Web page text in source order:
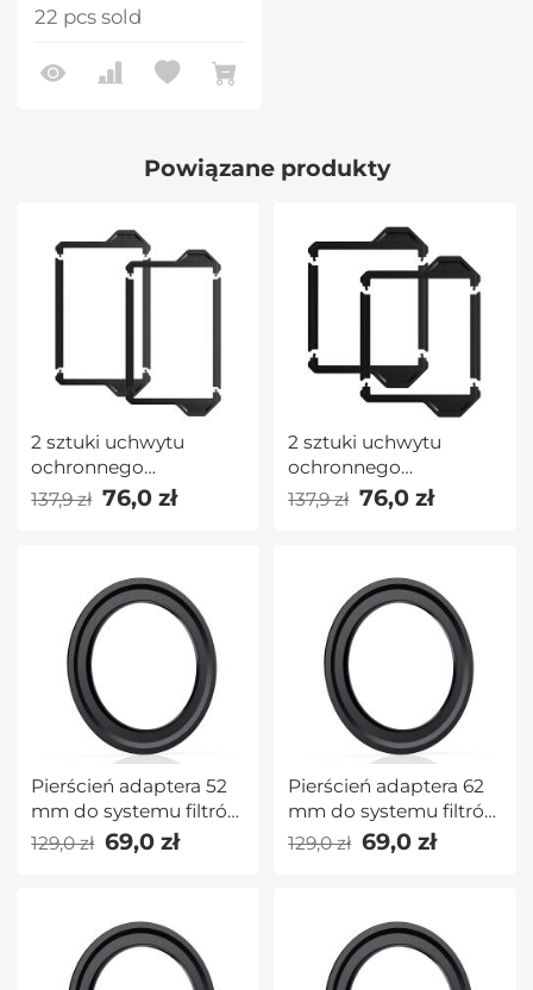
22 pcs sold
Powiązane produkty
2 sztuki uchwytu
ochronnego
obiektywu 100x150mm
137,9 zł 76,0 zł
2 sztuki uchwytu
ochronnego
obiektywu 100x100mm
137,9 zł 76,0 zł
Pierścień adaptera 52
mm do systemu filtrów
kwadratowych 100
mm Pro — seria Nano
129,0 zł 69,0 zł
Pierścień adaptera 62
mm do systemu filtrów
kwadratowych 100
mm Pro — seria Nano
129,0 zł 69,0 zł